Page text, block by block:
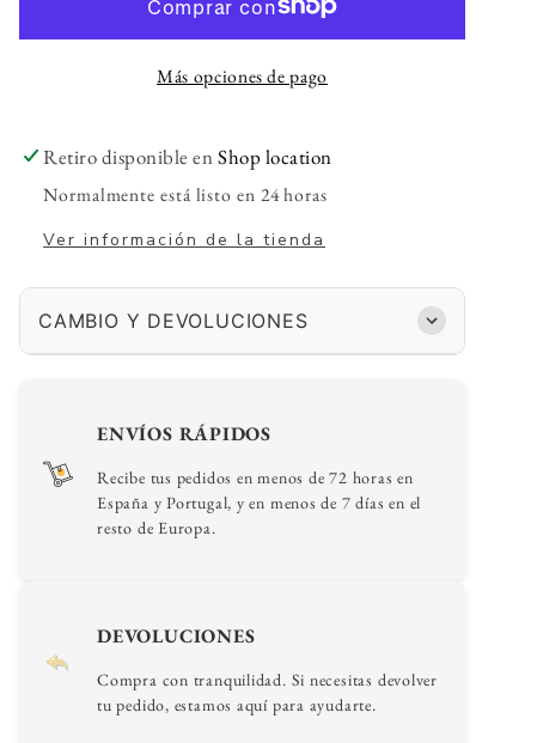
Más opciones de pago
Retiro disponible enShop location
Normalmente está listo en 24 horas
Ver información de la tienda
CAMBIO Y DEVOLUCIONES
ENVÍOS RÁPIDOS
Recibe tus pedidos en menos de 72 horas en
España y Portugal, y en menos de 7 días en el
resto de Europa.
DEVOLUCIONES
Compra con tranquilidad. Si necesitas devolver
tu pedido, estamos aquí para ayudarte.